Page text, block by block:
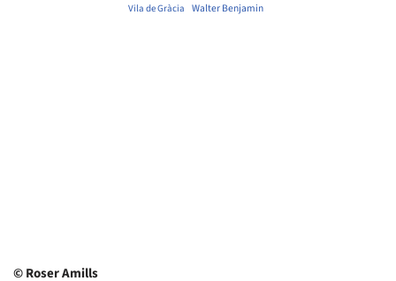
Vila de Gràcia Walter Benjamin
© Roser Amills